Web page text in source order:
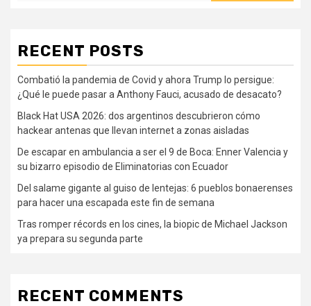
RECENT POSTS
Combatió la pandemia de Covid y ahora Trump lo persigue:
¿Qué le puede pasar a Anthony Fauci, acusado de desacato?
Black Hat USA 2026: dos argentinos descubrieron cómo
hackear antenas que llevan internet a zonas aisladas
De escapar en ambulancia a ser el 9 de Boca: Enner Valencia y
su bizarro episodio de Eliminatorias con Ecuador
Del salame gigante al guiso de lentejas: 6 pueblos bonaerenses
para hacer una escapada este fin de semana
Tras romper récords en los cines, la biopic de Michael Jackson
ya prepara su segunda parte
RECENT COMMENTS